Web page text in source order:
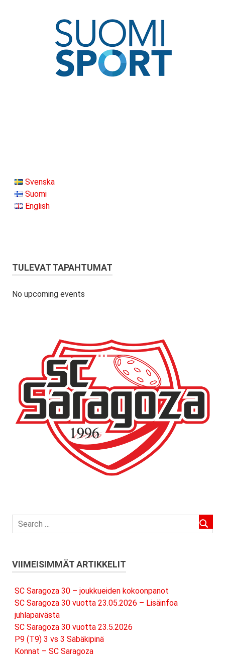
Svenska
Suomi
English
TULEVAT TAPAHTUMAT
No upcoming events
VIIMEISIMMÄT ARTIKKELIT
SC Saragoza 30 – joukkueiden kokoonpanot
SC Saragoza 30 vuotta 23.05.2026 – Lisäinfoa
juhlapäivästä
SC Saragoza 30 vuotta 23.5.2026
P9 (T9) 3 vs 3 Säbäkipinä
Konnat – SC Saragoza